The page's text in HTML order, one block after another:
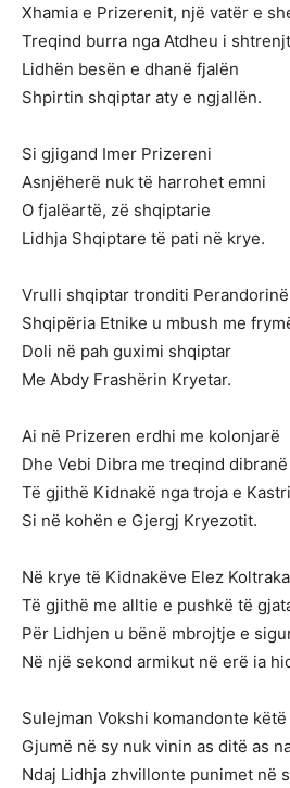
Xhamia e Prizerenit, një vatër e
Treqind burra nga Atdheu i
Lidhën besën e dhanë fjalën
Shpirtin shqiptar aty e ngjallën.
Si gjigand Imer Prizereni
Asnjëherë nuk të harrohet emni
O fjalëartë, zë shqiptarie
Lidhja Shqiptare të pati në krye.
Vrulli shqiptar tronditi Perandorinë
Shqipëria Etnike u mbush me
Doli në pah guximi shqiptar
Me Abdy Frashërin Kryetar.
Ai në Prizeren erdhi me kolonjarë
Dhe Vebi Dibra me treqind dibranë
Të gjithë Kidnakë nga troja e
Si në kohën e Gjergj Kryezotit.
Në krye të Kidnakëve Elez Koltraka
Të gjithë me alltie e pushkë të
Për Lidhjen u bënë mbrojtje e
Në një sekond armikut në erë ia
Sulejman Vokshi komandonte
Gjumë në sy nuk vinin as ditë as
Ndaj Lidhja zhvillonte punimet në